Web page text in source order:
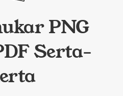
PNG
Serta-